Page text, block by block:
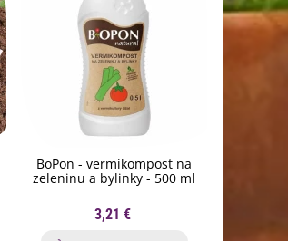
BoPon - vermikompost na
zeleninu a bylinky - 500 ml
3,21 €